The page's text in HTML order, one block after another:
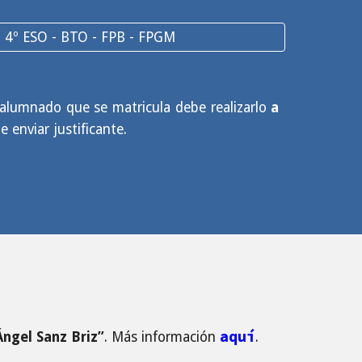
ESO - BTO - FPB - FPGM
que se matricula debe realizarlo a
enviar justificante.
Sanz Briz”. Más información aquí.